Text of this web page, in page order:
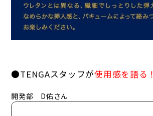
●TENGAスタッフが使用感を語る！
開発部 D佑さん